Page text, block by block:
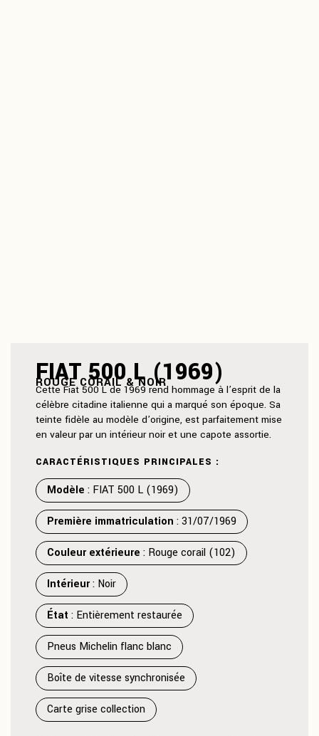
FIAT 500 L (1969)
ROUGE CORAIL & NOIR
Cette Fiat 500 L de 1969 rend hommage à l’esprit de la
célèbre citadine italienne qui a marqué son époque. Sa
teinte fidèle au modèle d’origine, est parfaitement mise
en valeur par un intérieur noir et une capote assortie.
CARACTÉRISTIQUES PRINCIPALES :
Modèle : FIAT 500 L (1969)
Première immatriculation : 31/07/1969
Couleur extérieure : Rouge corail (102)
Intérieur: Noir
État : Entièrement restaurée
Pneus Michelin flanc blanc
Boîte de vitesse synchronisée
Carte grise collection